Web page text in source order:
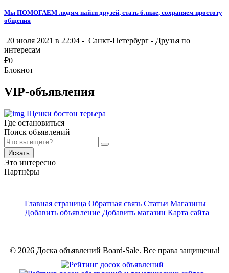
Мы ПОМОГАЕМ людям найти друзей, стать ближе, сохраняем простоту
общения
20 июля 2021 в 22:04 - Санкт-Петербург - Друзья по
интересам
₽0
Блокнот
VIP-объявления
Щенки бостон терьера
Где остановиться
Поиск объявлений
Искать
Это интересно
Партнёры
Главная страница Обратная связь Статьи Магазины
Добавить объявление Добавить магазин Карта сайта
© 2026 Доска объявлений Board-Sale. Все права защищены!